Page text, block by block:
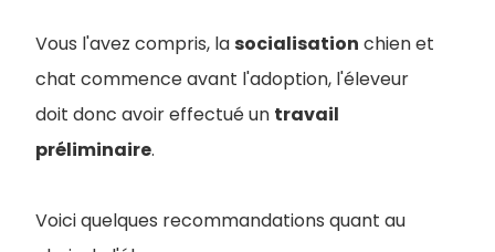
Vous l'avez compris, lasocialisation chien et
chat commence avant l'adoption, l'éleveur
doit donc avoir effectué un travail
préliminaire.
Voici quelques recommandations quant au